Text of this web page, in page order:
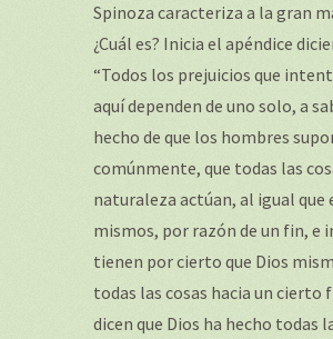
Spinoza caracteriza a la gran
¿Cuál es? Inicia el apéndice
“Todos los prejuicios que
aquí dependen de uno solo, a
hecho de que los hombres
comúnmente, que todas las
naturaleza actúan, al igual que
mismos, por razón de un fin, e
tienen por cierto que Dios
todas las cosas hacia un cierto
dicen que Dios ha hecho todas